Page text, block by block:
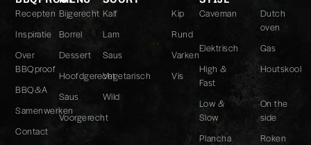
Recepten
Inspiratie
Over
BBQproof
BBQ&A
Samenwerken
Contact
Bijgerecht
Borrel
Dessert
Hoofdgerecht
Saus
Voorgerecht
Kalf
Kip
Lam
Rund
Saus
Varken
Vegetarisch
Vis
Wild
Caveman
Dutch
oven
Elektrisch
Gas
High &
Fast
Houtskool
Low &
Slow
On the
side
Plancha
Roken